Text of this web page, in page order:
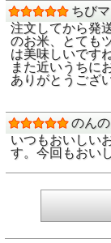
ちび
注文してから発
のお米、とても
は美味しいです
また近いうちに
ありがとうござ
のん
いつもおいしい
す。今回もおい